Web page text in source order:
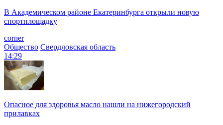
В Академическом районе Екатеринбурга открыли новую
спортплощадку
corner
Общество Свердловская область
14:29
Опасное для здоровья масло нашли на нижегородский
прилавках